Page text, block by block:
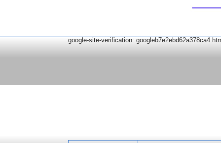
google-site-verification: